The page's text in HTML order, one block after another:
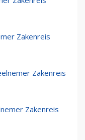
Zakenreis
Zakenreis
Zakenreis